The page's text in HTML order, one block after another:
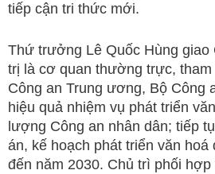
tiếp cận tri thức mới.
Thứ trưởng Lê Quốc Hùng giao
trị là cơ quan thường trực,
Công an Trung ương, Bộ Công
hiệu quả nhiệm vụ phát triển
lượng Công an nhân dân; tiếp
án, kế hoạch phát triển văn hoá
đến năm 2030. Chủ trì phối